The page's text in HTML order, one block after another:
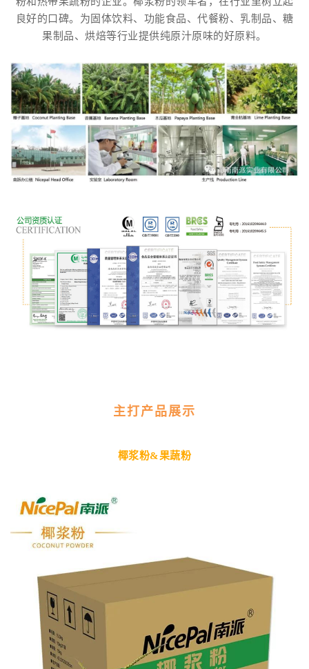
良好的口碑。为固体饮料、功能食品、代餐粉、乳制品、糖
果制品、烘焙等行业提供纯原汁原味的好原料。
主打产品展示
椰浆粉&果蔬粉